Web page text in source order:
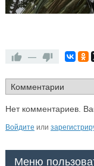
—
Нет комментариев.
Войдите или
Меню